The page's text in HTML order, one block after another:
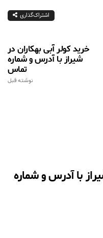
اشتراک‌گذاری
خرید کولر آبی بهکاران در
شیراز با آدرس و شماره
تماس
نوشته قبل
با آدرس و شماره